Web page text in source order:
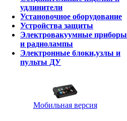
удлинители
Установочное оборудование
Устройства защиты
Электровакуумные приборы
и радиолампы
Электронные блоки,узлы и
пульты ДУ
Мобильная версия